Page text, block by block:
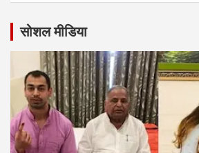
सोशल मीडिया